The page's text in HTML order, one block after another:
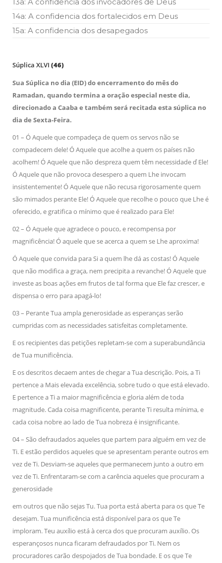
14a: A confidencia dos fortalecidos em Deus
15a: A confidencia dos desapegados
Súplica XLVI (46)
Sua Súplica no dia (EID) do encerramento do mês do
Ramadan, quando termina a oração especial neste dia,
direcionado a Caaba e também será recitada esta súplica no
dia de Sexta-Feira.
01 – Ó Aquele que compadeça de quem os servos não se
compadecem dele! Ó Aquele que acolhe a quem os países não
acolhem! Ó Aquele que não despreza quem têm necessidade d ́Ele!
Ó Aquele que não provoca desespero a quem Lhe invocam
insistentemente! Ó Aquele que não recusa rigorosamente quem
são mimados perante Ele! Ó Aquele que recolhe o pouco que Lhe é
oferecido, e gratifica o mínimo que é realizado para Ele!
02 – Ó Aquele que agradece o pouco, e recompensa por
magnificência! Ó aquele que se acerca a quem se Lhe aproxima!
Ó Aquele que convida para Si a quem lhe dá as costas! Ó Aquele
que não modifica a graça, nem precipita a revanche! Ó Aquele que
investe as boas ações em frutos de tal forma que Ele faz crescer, e
dispensa o erro para apagá-lo!
03 – Perante Tua ampla generosidade as esperanças serão
cumpridas com as necessidades satisfeitas completamente.
E os recipientes das petições repletam-se com a superabundância
de Tua munificência.
E os descritos decaem antes de chegar a Tua descrição. Pois, a Ti
pertence a Mais elevada excelência, sobre tudo o que está elevado.
E pertence a Ti a maior magnificência e gloria além de toda
magnitude. Cada coisa magnificente, perante Ti resulta mínima, e
cada coisa nobre ao lado de Tua nobreza é insignificante.
04 – São defraudados aqueles que partem para alguém em vez de
Ti. E estão perdidos aqueles que se apresentam perante outros em
vez de Ti. Desviam-se aqueles que permanecem junto a outro em
vez de Ti. Enfrentaram-se com a carência aqueles que procuram a
generosidade
em outros que não sejas Tu. Tua porta está aberta para os que Te
desejam. Tua munificência está disponível para os que Te
imploram. Teu auxílio está à cerca dos que procuram auxílio. Os
esperançosos nunca ficaram defraudados por Ti. Nem os
procuradores carão despojados de Tua bondade. E os que Te